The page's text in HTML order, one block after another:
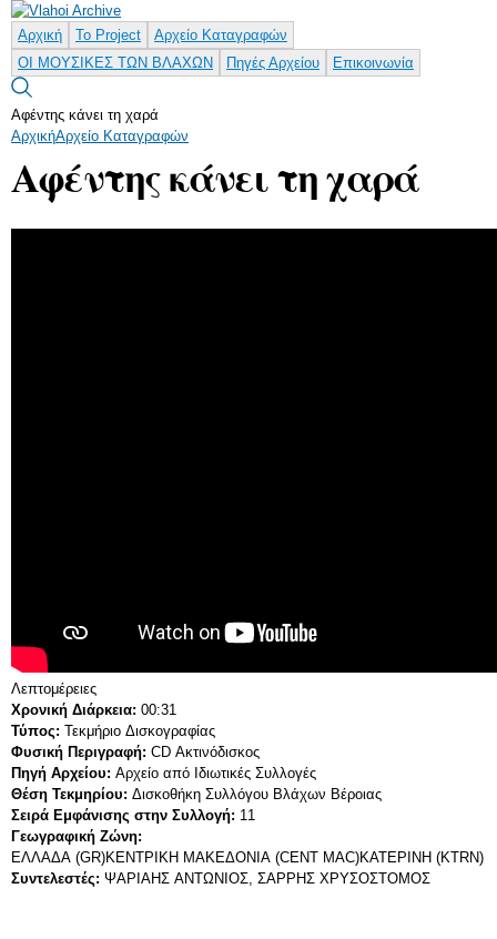
προς το
κυρίως
περιεχόμενο
Αρχική Το Project
Αρχείο Καταγραφών
ΟΙ ΜΟΥΣΙΚΕΣ ΤΩΝ ΒΛΑΧΩΝ
Πηγές Αρχείου Επικοινωνία
Αφέντης κάνει τη χαρά
ΑρχικήΑρχείο Καταγραφών
Αφέντης κάνει τη χαρά
Λεπτομέρειες
Χρονική Διάρκεια: 00:31
Τύπος: Τεκμήριο Δισκογραφίας
Φυσική Περιγραφή: CD Ακτινόδισκος
Πηγή Αρχείου: Αρχείο από Ιδιωτικές Συλλογές
Θέση Τεκμηρίου: Δισκοθήκη Συλλόγου Βλάχων Βέροιας
Σειρά Εμφάνισης στην Συλλογή: 11
Γεωγραφική Ζώνη:
ΕΛΛΑΔΑ (GR)ΚΕΝΤΡΙΚΗ ΜΑΚΕΔΟΝΙΑ (CENT MAC)ΚΑΤΕΡΙΝΗ (KTRN)
Συντελεστές: ΨΑΡΙΑΗΣ ΑΝΤΩΝΙΟΣ, ΣΑΡΡΗΣ ΧΡΥΣΟΣΤΟΜΟΣ